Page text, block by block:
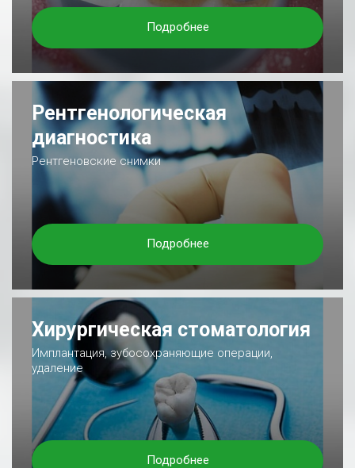
Подробнее
Рентгенологическая
диагностика
Рентгеновские снимки
Подробнее
Хирургическая стоматология
Имплантация, зубосохраняющие операции,
удаление
Подробнее